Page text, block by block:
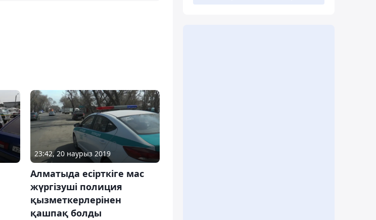
23:42, 20 наурыз 2019
Алматыда есірткіге мас
жүргізуші полиция
қызметкерлерінен
қашпақ болды